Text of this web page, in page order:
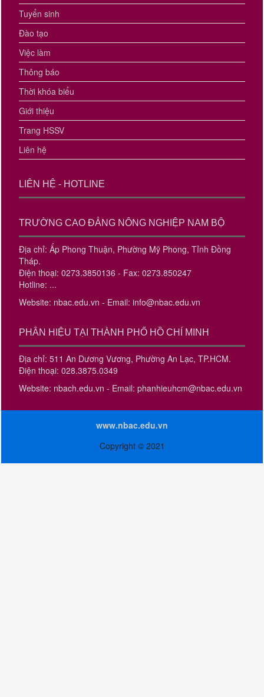
Tuyển sinh
Đào tạo
Việc làm
Thông báo
Thời khóa biểu
Giới thiệu
Trang HSSV
Liên hệ
LIÊN HỆ - HOTLINE
TRƯỜNG CAO ĐẲNG NÔNG NGHIỆP NAM BỘ
Địa chỉ: Ấp Phong Thuận, Phường Mỹ Phong, Tỉnh Đồng
Tháp.
Điện thoại: 0273.3850136 - Fax: 0273.850247
Hotline: ...
Website: nbac.edu.vn - Email: info@nbac.edu.vn
PHÂN HIỆU TẠI THÀNH PHỐ HỒ CHÍ MINH
Địa chỉ: 511 An Dương Vương, Phường An Lạc, TP.HCM.
Điện thoại: 028.3875.0349
Website: nbach.edu.vn - Email: phanhieuhcm@nbac.edu.vn
www.nbac.edu.vn
Copyright © 2021